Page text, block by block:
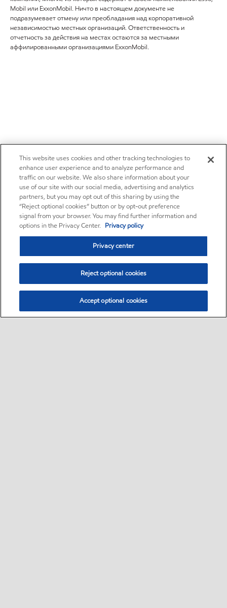
Mobil или ExxonMobil. Ничто в настоящем документе не
подразумевает отмену или преобладания над корпоративной
независимостью местных организаций. Ответственность и
отчетность за действия на местах остаются за местными
аффилированными организациями ExxonMobil.
This website uses cookies and other tracking technologies to
enhance user experience and to analyze performance and
traffic on our website. We also share information about your
use of our site with our social media, advertising and analytics
partners, but you may opt out of this sharing by using the
“Reject optional cookies” button or by opt-out preference
signal from your browser. You may find further information and
options in the Privacy Center. Privacy policy
Privacy center
Reject optional cookies
Accept optional cookies